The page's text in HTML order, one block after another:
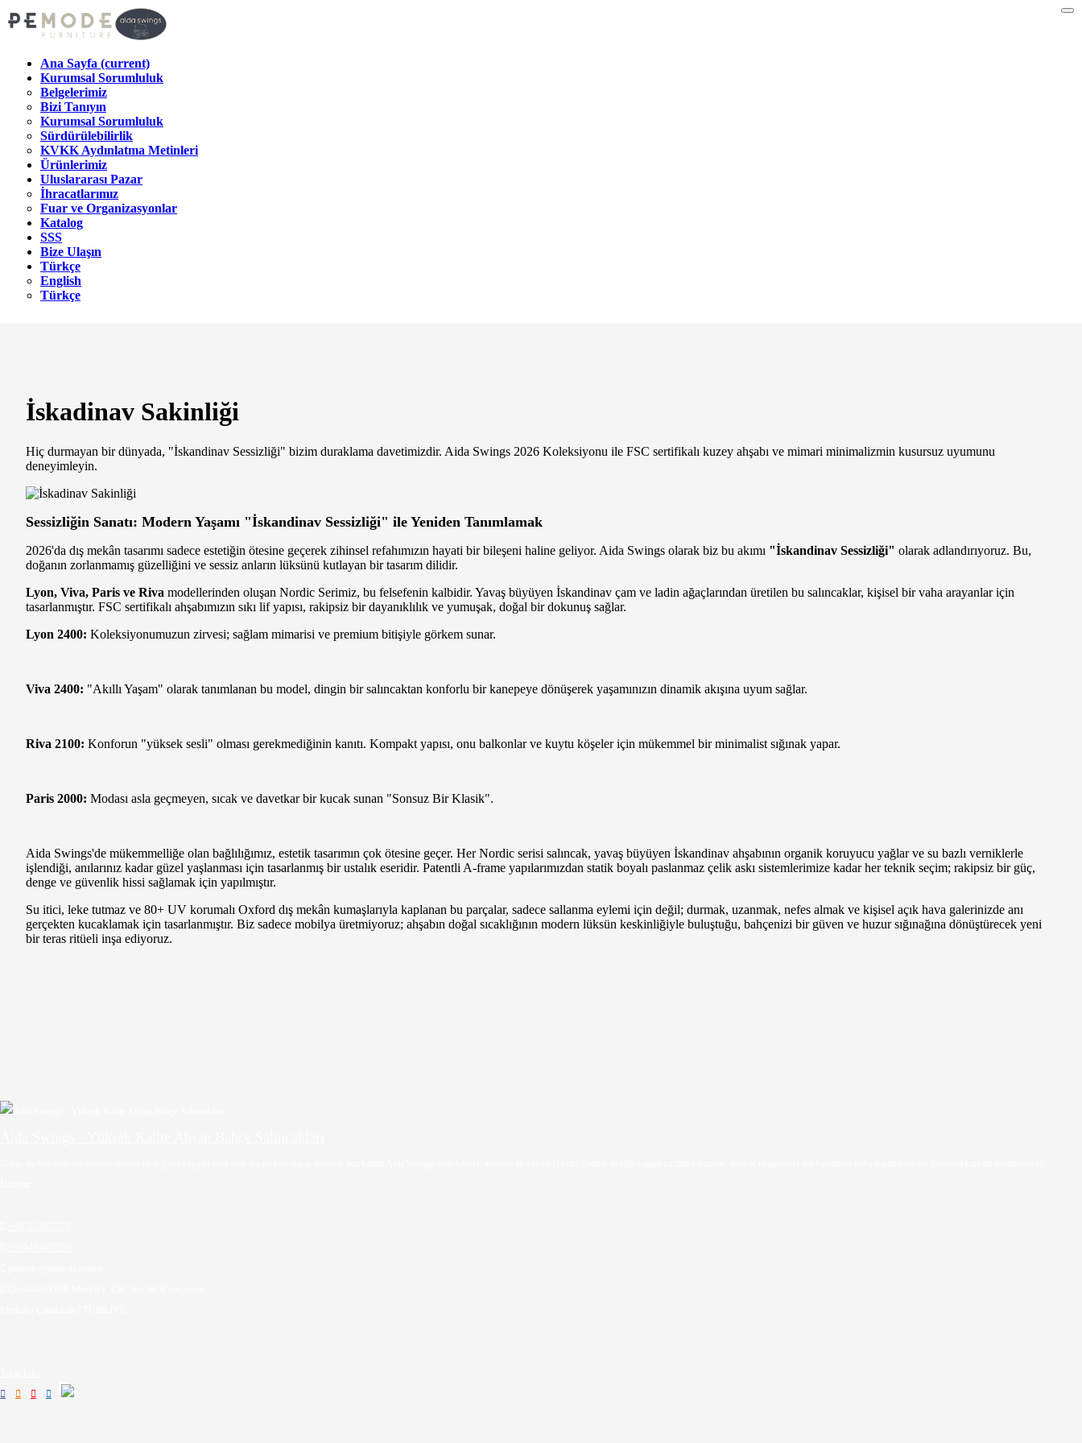
Ana Sayfa (current)
Kurumsal Sorumluluk
Belgelerimiz
Bizi Tanıyın
Kurumsal Sorumluluk
Sürdürülebilirlik
KVKK Aydınlatma Metinleri
Ürünlerimiz
Uluslararası Pazar
İhracatlarımız
Fuar ve Organizasyonlar
Katalog
SSS
Bize Ulaşın
Türkçe
English
Türkçe
İskadinav Sakinliği
Hiç durmayan bir dünyada, "İskandinav Sessizliği" bizim duraklama davetimizdir. Aida Swings 2026 Koleksiyonu ile FSC sertifikalı kuzey ahşabı ve mimari minimalizmin kusursuz uyumunu
deneyimleyin.
Sessizliğin Sanatı: Modern Yaşamı "İskandinav Sessizliği" ile Yeniden Tanımlamak
2026'da dış mekân tasarımı sadece estetiğin ötesine geçerek zihinsel refahımızın hayati bir bileşeni haline geliyor. Aida Swings olarak biz bu akımı "İskandinav Sessizliği" olarak adlandırıyoruz. Bu,
doğanın zorlanmamış güzelliğini ve sessiz anların lüksünü kutlayan bir tasarım dilidir.
Lyon, Viva, Paris ve Riva modellerinden oluşan Nordic Serimiz, bu felsefenin kalbidir. Yavaş büyüyen İskandinav çam ve ladin ağaçlarından üretilen bu salıncaklar, kişisel bir vaha arayanlar için
tasarlanmıştır. FSC sertifikalı ahşabımızın sıkı lif yapısı, rakipsiz bir dayanıklılık ve yumuşak, doğal bir dokunuş sağlar.
Lyon 2400: Koleksiyonumuzun zirvesi; sağlam mimarisi ve premium bitişiyle görkem sunar.
Viva 2400: "Akıllı Yaşam" olarak tanımlanan bu model, dingin bir salıncaktan konforlu bir kanepeye dönüşerek yaşamınızın dinamik akışına uyum sağlar.
Riva 2100: Konforun "yüksek sesli" olması gerekmediğinin kanıtı. Kompakt yapısı, onu balkonlar ve kuytu köşeler için mükemmel bir minimalist sığınak yapar.
Paris 2000: Modası asla geçmeyen, sıcak ve davetkar bir kucak sunan "Sonsuz Bir Klasik".
Aida Swings'de mükemmelliğe olan bağlılığımız, estetik tasarımın çok ötesine geçer. Her Nordic serisi salıncak, yavaş büyüyen İskandinav ahşabının organik koruyucu yağlar ve su bazlı verniklerle
işlendiği, anılarınız kadar güzel yaşlanması için tasarlanmış bir ustalık eseridir. Patentli A-frame yapılarımızdan statik boyalı paslanmaz çelik askı sistemlerimize kadar her teknik seçim; rakipsiz bir güç,
denge ve güvenlik hissi sağlamak için yapılmıştır.
Su itici, leke tutmaz ve 80+ UV korumalı Oxford dış mekân kumaşlarıyla kaplanan bu parçalar, sadece sallanma eylemi için değil; durmak, uzanmak, nefes almak ve kişisel açık hava galerinizde anı
gerçekten kucaklamak için tasarlanmıştır. Biz sadece mobilya üretmiyoruz; ahşabın doğal sıcaklığının modern lüksün keskinliğiyle buluştuğu, bahçenizi bir güven ve huzur sığınağına dönüştürecek yeni
bir teras ritüeli inşa ediyoruz.

  